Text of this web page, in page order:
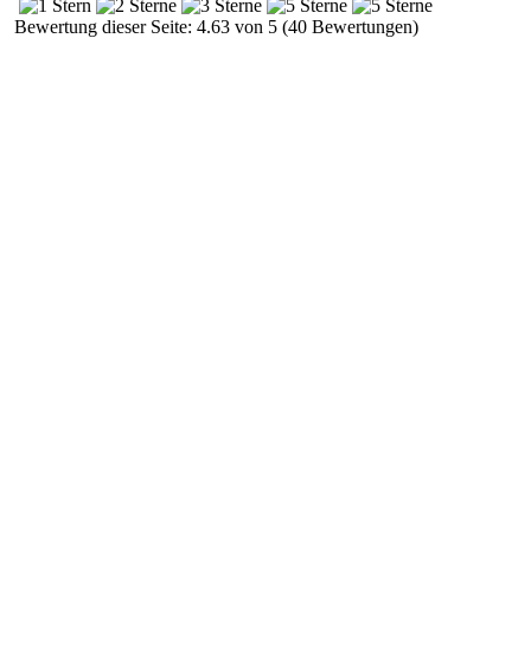
Bewertung dieser Seite: 4.63 von 5 (40 Bewertungen)